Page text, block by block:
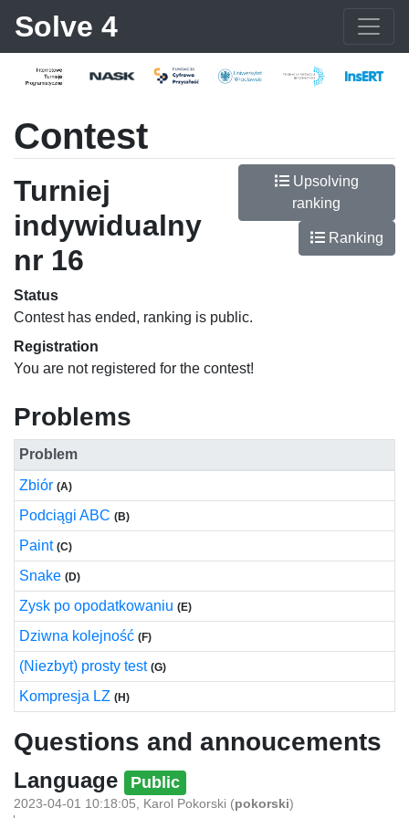
Solve 4
Contest
Turniej
indywidualny
nr 16
Upsolving
ranking
Ranking
Status
Contest has ended, ranking is public.
Registration
You are not registered for the contest!
Problems
Problem
Zbiór (A)
Podciągi ABC (B)
Paint (C)
Snake (D)
Zysk po opodatkowaniu (E)
Dziwna kolejność (F)
(Niezbyt) prosty test (G)
Kompresja LZ (H)
Questions and annoucements
Language Public
2023-04-01 10:18:05 Karol Pokorski (pokorski)